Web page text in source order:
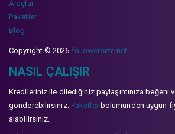
Araçlar
Paketler
Blog
Copyright © 2026 followersize.net
NASIL ÇALIŞIR
Kredileriniz ile dilediğiniz paylaşımınıza
gönderebilirsiniz. Paketlerbölümünden uygun
alabilirsiniz.